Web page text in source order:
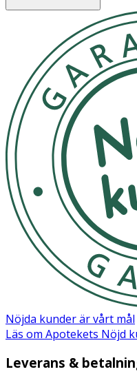
Aqua / Water, Cetearyl
Behenamidopropyl
Behentrimonium
Lactic Acid, Panthenol,
Hydrolyzed Pea Protein,
Culture Extract,
Citric Acid, Sodium
Potassium Sorbate,
Nöjda kunder är vårt mål
Läs om Apotekets Nöjd
Leverans &